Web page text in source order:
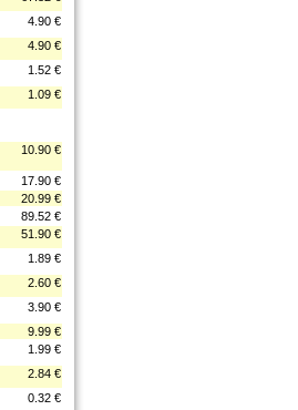
4.90 €
4.90 €
1.52 €
1.09 €
10.90 €
17.90 €
20.99 €
89.52 €
51.90 €
1.89 €
2.60 €
3.90 €
9.99 €
1.99 €
2.84 €
0.32 €